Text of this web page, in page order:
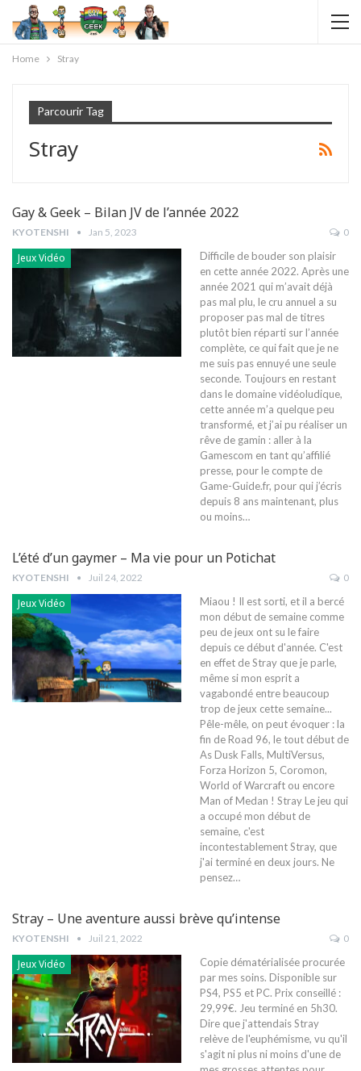
Home Stray
Parcourir Tag
Stray
Gay & Geek – Bilan JV de l’année 2022
KYOTENSHI Jan 5, 2023 0
Jeux Vidéo
Difficile de bouder son plaisir
en cette année 2022. Après une
année 2021 qui m’avait déjà
pas mal plu, le cru annuel a su
proposer pas mal de titres
plutôt bien réparti sur l’année
complète, ce qui fait que je ne
me suis pas ennuyé une seule
seconde. Toujours en restant
dans le domaine vidéoludique,
cette année m’a quelque peu
transformé, et j’ai pu réaliser un
rêve de gamin : aller à la
Gamescom en tant qu’affilié
presse, pour le compte de
Game-Guide.fr, pour qui j’écris
depuis 8 ans maintenant, plus
ou moins…
L’été d’un gaymer – Ma vie pour un Potichat
KYOTENSHI Juil 24, 2022 0
Jeux Vidéo
Miaou ! Il est sorti, et il a bercé
mon début de semaine comme
peu de jeux ont su le faire
depuis ce début d'année. C'est
en effet de Stray que je parle,
même si mon esprit a
vagabondé entre beaucoup
trop de jeux cette semaine...
Pêle-mêle, on peut évoquer : la
fin de Road 96, le tout début de
As Dusk Falls, MultiVersus,
Forza Horizon 5, Coromon,
World of Warcraft ou encore
Man of Medan ! Stray Le jeu qui
a occupé mon début de
semaine, c'est
incontestablement Stray, que
j'ai terminé en deux jours. Ne
pensez…
Stray – Une aventure aussi brève qu’intense
KYOTENSHI Juil 21, 2022 0
Jeux Vidéo
Copie dématérialisée procurée
par mes soins. Disponible sur
PS4, PS5 et PC. Prix conseillé :
29,99€. Jeu terminé en 5h30.
Dire que j'attendais Stray
relève de l'euphémisme, vu qu'il
s'agit ni plus ni moins d'une de